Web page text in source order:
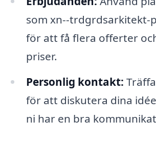
som xn--trdgrdsarkitekt-
för att få flera offerter
priser.
Personlig kontakt:
för att diskutera dina
ni har en bra